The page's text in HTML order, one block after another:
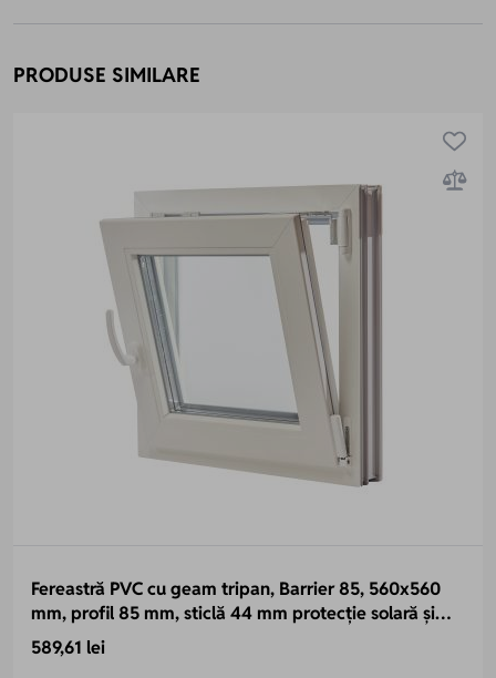
PRODUSE SIMILARE
Fereastră PVC cu geam tripan, Barrier 85, 560x560
mm, profil 85 mm, sticlă 44 mm protecție solară și
termică, 7 camere, 3 garnituri
589,61 lei